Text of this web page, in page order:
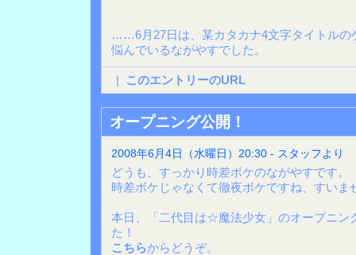
……6月27日は、某カタカナ4文字タイトルの
悩んでいるながやすでした。
| このエントリーのURL
オープニング公開！
2008年6月4日（水曜日）20:30 - スタッフより
どうも、すっかり時差ボケのながやすです。
時差ボケじゃなくて徹夜ボケですね、すいま
本日、「二代目は☆魔法少女」のオープニン
た！
こちらからどうぞ。